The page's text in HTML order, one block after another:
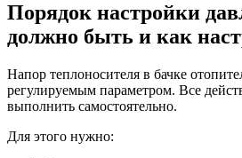
Порядок настройки
должно быть и как
Напор теплоносителя в бачке
регулируемым параметром. Все
выполнить самостоятельно.
Для этого нужно: